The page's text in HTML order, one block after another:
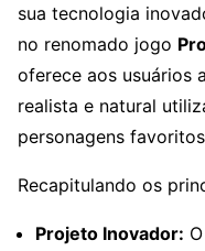
sua tecnologia
no renomado jogo
oferece aos usuários
realista e natural
personagens
Recapitulando os
Projeto Inovador: